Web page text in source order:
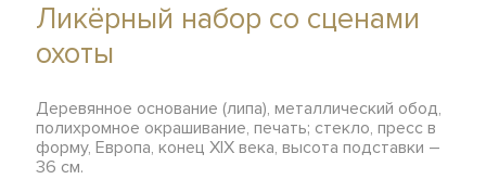
Ликёрный набор со сценами
охоты
Деревянное основание (липа), металлический обод,
полихромное окрашивание, печать; стекло, пресс в
форму, Европа, конец XIX века, высота подставки –
36 см.